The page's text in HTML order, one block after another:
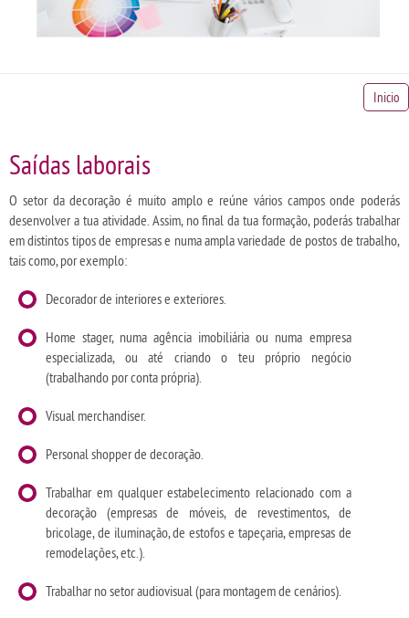
Inicio
Saídas laborais
O setor da decoração é muito amplo e reúne vários campos onde poderás
desenvolver a tua atividade. Assim, no final da tua formação, poderás trabalhar
em distintos tipos de empresas e numa ampla variedade de postos de trabalho,
tais como, por exemplo:
Decorador de interiores e exteriores.
Home stager, numa agência imobiliária ou numa empresa
especializada, ou até criando o teu próprio negócio
(trabalhando por conta própria).
Visual merchandiser.
Personal shopper de decoração.
Trabalhar em qualquer estabelecimento relacionado com a
decoração (empresas de móveis, de revestimentos, de
bricolage, de iluminação, de estofos e tapeçaria, empresas de
remodelações, etc.).
Trabalhar no setor audiovisual (para montagem de cenários).